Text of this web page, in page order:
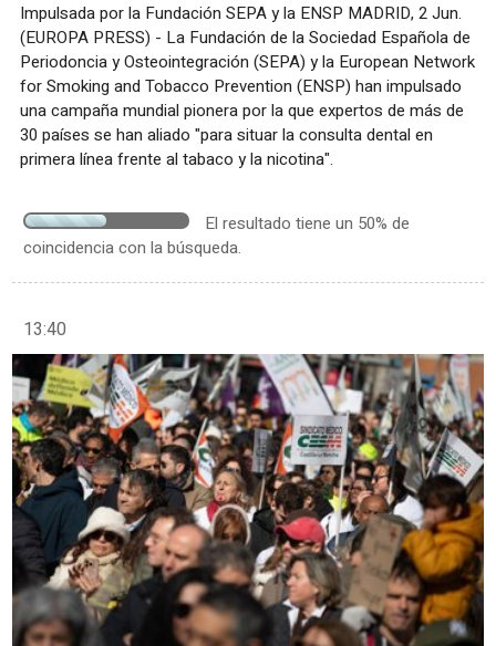
Impulsada por la Fundación SEPA y la ENSP MADRID, 2 Jun.
(EUROPA PRESS) - La Fundación de la Sociedad Española de
Periodoncia y Osteointegración (SEPA) y la European Network
for Smoking and Tobacco Prevention (ENSP) han impulsado
una campaña mundial pionera por la que expertos de más de
30 países se han aliado "para situar la consulta dental en
primera línea frente al tabaco y la nicotina".
El resultado tiene un 50% de
coincidencia con la búsqueda.
13:40